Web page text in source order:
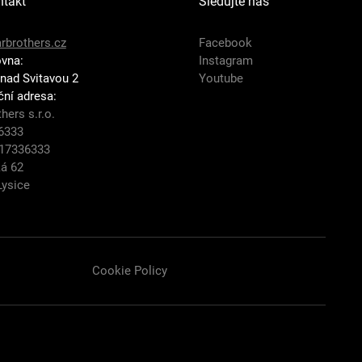
Svitavou 2
adresa:
s.r.o.
62
Facebook
Instagram
Youtube
Cookie Policy